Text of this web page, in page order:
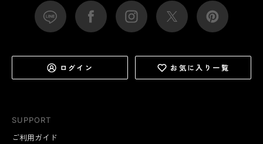
SUPPORT
ご利用ガイド
ログイン お気に入り一覧